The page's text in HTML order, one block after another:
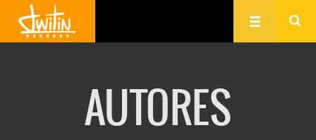
AUTORES